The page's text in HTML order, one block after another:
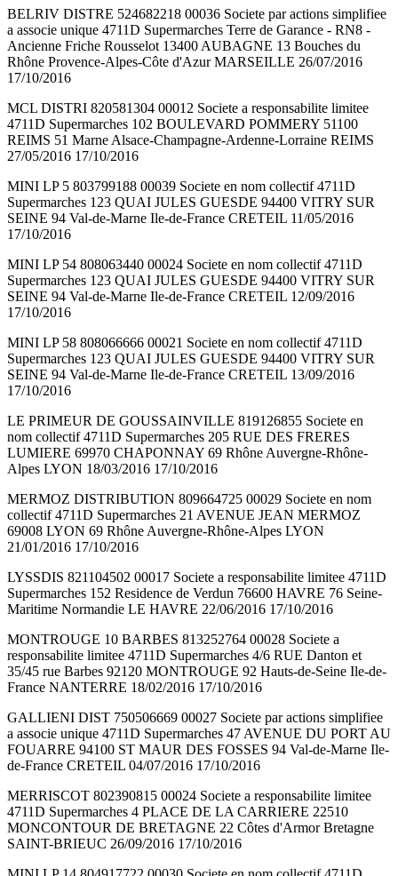
BELRIV DISTRE 524682218 00036 Societe par actions simplifiee
a associe unique 4711D Supermarches Terre de Garance - RN8 -
Ancienne Friche Rousselot 13400 AUBAGNE 13 Bouches du
Rhône Provence-Alpes-Côte d'Azur MARSEILLE 26/07/2016
17/10/2016
MCL DISTRI 820581304 00012 Societe a responsabilite limitee
4711D Supermarches 102 BOULEVARD POMMERY 51100
REIMS 51 Marne Alsace-Champagne-Ardenne-Lorraine REIMS
27/05/2016 17/10/2016
MINI LP 5 803799188 00039 Societe en nom collectif 4711D
Supermarches 123 QUAI JULES GUESDE 94400 VITRY SUR
SEINE 94 Val-de-Marne Ile-de-France CRETEIL 11/05/2016
17/10/2016
MINI LP 54 808063440 00024 Societe en nom collectif 4711D
Supermarches 123 QUAI JULES GUESDE 94400 VITRY SUR
SEINE 94 Val-de-Marne Ile-de-France CRETEIL 12/09/2016
17/10/2016
MINI LP 58 808066666 00021 Societe en nom collectif 4711D
Supermarches 123 QUAI JULES GUESDE 94400 VITRY SUR
SEINE 94 Val-de-Marne Ile-de-France CRETEIL 13/09/2016
17/10/2016
LE PRIMEUR DE GOUSSAINVILLE 819126855 Societe en
nom collectif 4711D Supermarches 205 RUE DES FRERES
LUMIERE 69970 CHAPONNAY 69 Rhône Auvergne-Rhône-
Alpes LYON 18/03/2016 17/10/2016
MERMOZ DISTRIBUTION 809664725 00029 Societe en nom
collectif 4711D Supermarches 21 AVENUE JEAN MERMOZ
69008 LYON 69 Rhône Auvergne-Rhône-Alpes LYON
21/01/2016 17/10/2016
LYSSDIS 821104502 00017 Societe a responsabilite limitee 4711D
Supermarches 152 Residence de Verdun 76600 HAVRE 76 Seine-
Maritime Normandie LE HAVRE 22/06/2016 17/10/2016
MONTROUGE 10 BARBES 813252764 00028 Societe a
responsabilite limitee 4711D Supermarches 4/6 RUE Danton et
35/45 rue Barbes 92120 MONTROUGE 92 Hauts-de-Seine Ile-de-
France NANTERRE 18/02/2016 17/10/2016
GALLIENI DIST 750506669 00027 Societe par actions simplifiee
a associe unique 4711D Supermarches 47 AVENUE DU PORT AU
FOUARRE 94100 ST MAUR DES FOSSES 94 Val-de-Marne Ile-
de-France CRETEIL 04/07/2016 17/10/2016
MERRISCOT 802390815 00024 Societe a responsabilite limitee
4711D Supermarches 4 PLACE DE LA CARRIERE 22510
MONCONTOUR DE BRETAGNE 22 Côtes d'Armor Bretagne
SAINT-BRIEUC 26/09/2016 17/10/2016